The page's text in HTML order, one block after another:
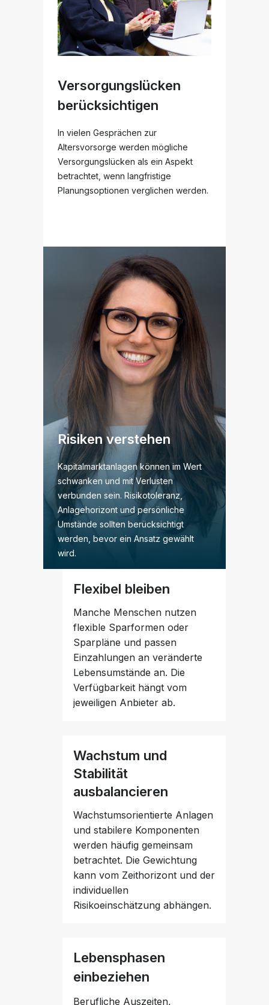
Versorgungslücken
berücksichtigen
In vielen Gesprächen zur
Altersvorsorge werden mögliche
Versorgungslücken als ein Aspekt
betrachtet, wenn langfristige
Planungsoptionen verglichen werden.
Risiken verstehen
Kapitalmarktanlagen können im Wert
schwanken und mit Verlusten
verbunden sein. Risikotoleranz,
Anlagehorizont und persönliche
Umstände sollten berücksichtigt
werden, bevor ein Ansatz gewählt
wird.
Flexibel bleiben
Manche Menschen nutzen
flexible Sparformen oder
Sparpläne und passen
Einzahlungen an veränderte
Lebensumstände an. Die
Verfügbarkeit hängt vom
jeweiligen Anbieter ab.
Wachstum und
Stabilität
ausbalancieren
Wachstumsorientierte Anlagen
und stabilere Komponenten
werden häufig gemeinsam
betrachtet. Die Gewichtung
kann vom Zeithorizont und der
individuellen
Risikoeinschätzung abhängen.
Lebensphasen
einbeziehen
Berufliche Auszeiten,